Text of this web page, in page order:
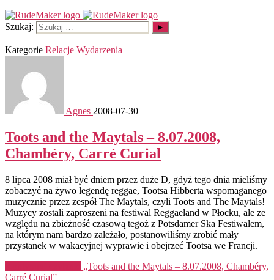
Szukaj:
Kategorie Relacje Wydarzenia
Agnes 2008-07-30
Toots and the Maytals – 8.07.2008,
Chambéry, Carré Curial
8 lipca 2008 miał być dniem przez duże D, gdyż tego dnia mieliśmy
zobaczyć na żywo legendę reggae, Tootsa Hibberta wspomaganego
muzycznie przez zespół The Maytals, czyli Toots and The Maytals!
Muzycy zostali zaproszeni na festiwal Reggaeland w Płocku, ale ze
względu na zbieżność czasową tegoż z Potsdamer Ska Festiwalem,
na którym nam bardzo zależało, postanowiliśmy zrobić mały
przystanek w wakacyjnej wyprawie i obejrzeć Tootsa we Francji.
„Toots and the Maytals – 8.07.2008, Chambéry,
Carré Curial”